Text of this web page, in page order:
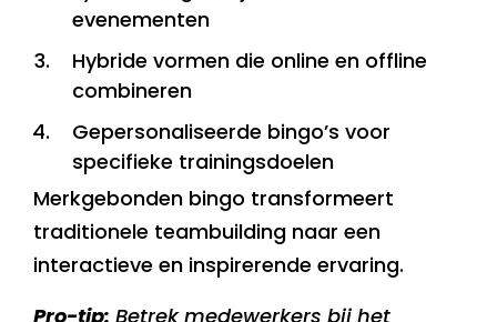
evenementen
Hybride vormen die online en offline
combineren
Gepersonaliseerde bingo’s voor
specifieke trainingsdoelen
Merkgebonden bingo transformeert
traditionele teambuilding naar een
interactieve en inspirerende ervaring.
Pro-tip: Betrek medewerkers bij het